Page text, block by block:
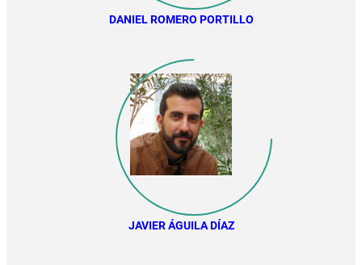
DANIEL ROMERO PORTILLO
JAVIER ÁGUILA DÍAZ